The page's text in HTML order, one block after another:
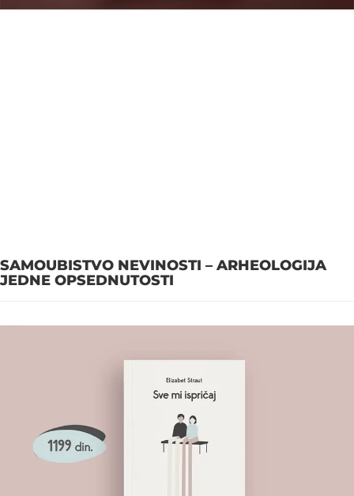
SAMOUBISTVO NEVINOSTI – ARHEOLOGIJA
JEDNE OPSEDNUTOSTI